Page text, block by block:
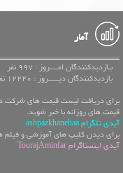
آمار
بـازدیدکنندگان امــــروز : 997 نفر
بازدیدکنندگان دیـــــروز : 12220 نفر
برای دریافت لیست قیمت های شرکت
قیمت های روزانه با خبر شوید.
آیدی تلگرام ashpazkhanehaa
برای دیدن کلیپ های آموزشی و فیلم
آیدی اینستاگرام TourajAminfar